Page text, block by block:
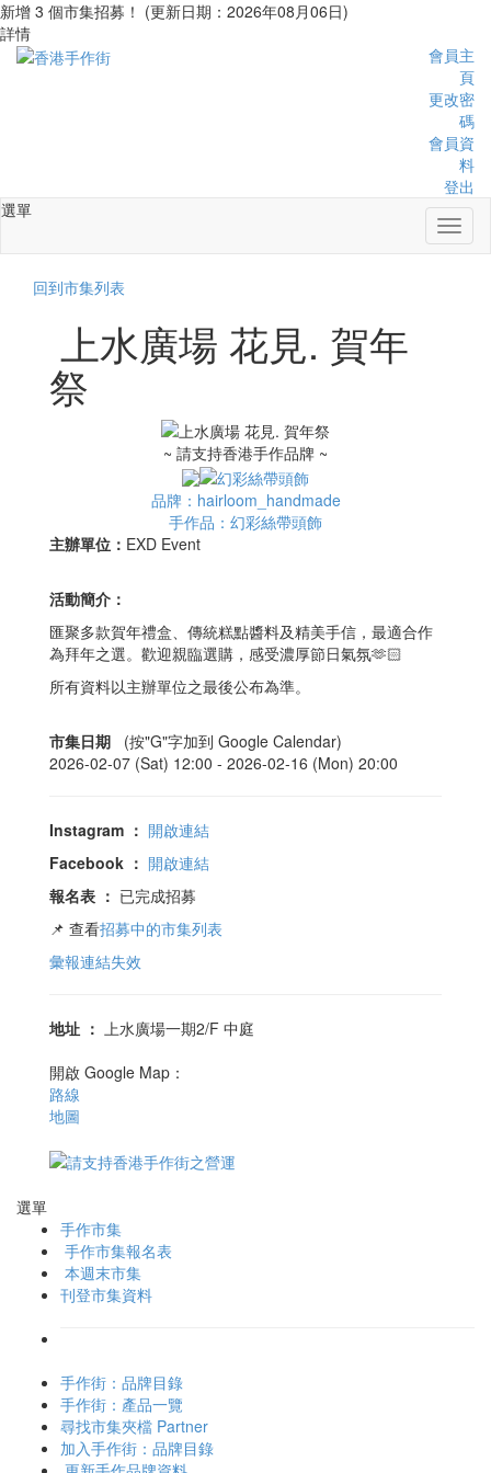
新增 3 個市集招募！ (更新日期：2026年08月06日)
詳情
會員主
頁
更改密
碼
會員資
料
登出
選單
回到市集列表
上水廣場 花見. 賀年
祭
~ 請支持香港手作品牌 ~
品牌：hairloom_handmade
手作品：幻彩絲帶頭飾
主辦單位： EXD Event
活動簡介：
匯聚多款賀年禮盒、傳統糕點醬料及精美手信，最適合作
為拜年之選。歡迎親臨選購，感受濃厚節日氣氛🫶🏻
所有資料以主辦單位之最後公布為準。
市集日期
(按"G"字加到 Google Calendar)
2026-02-07 (Sat) 12:00 - 2026-02-16 (Mon) 20:00
Instagram ： 開啟連結
Facebook ： 開啟連結
報名表 ： 已完成招募
📌 查看招募中的市集列表
彙報連結失效
地址 ：
上水廣場一期2/F 中庭
開啟 Google Map：
路線
地圖
選單
手作市集
手作市集報名表
本週末市集
刊登市集資料
手作街：品牌目錄
手作街：產品一覽
尋找市集夾檔 Partner
加入手作街：品牌目錄